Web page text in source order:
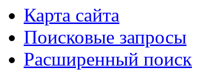
Карта сайта
Поисковые запросы
Расширенный поиск